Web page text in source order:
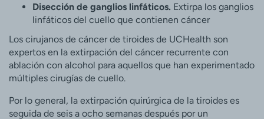
Disección de ganglios linfáticos. Extirpa los ganglios
linfáticos del cuello que contienen cáncer
Los cirujanos de cáncer de tiroides de UCHealth son
expertos en la extirpación del cáncer recurrente con
ablación con alcohol para aquellos que han experimentado
múltiples cirugías de cuello.
Por lo general, la extirpación quirúrgica de la tiroides es
seguida de seis a ocho semanas después por un